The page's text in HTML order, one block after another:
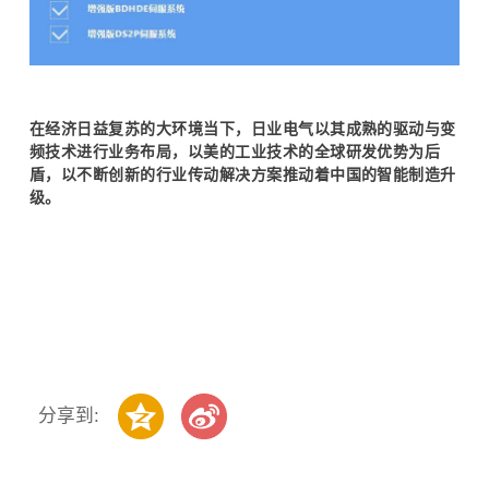
在经济日益复苏的大环境当下，日业电气以其成熟的驱动与变
频技术进行业务布局，以美的工业技术的全球研发优势为后
盾，以不断创新的行业传动解决方案推动着中国的智能制造升
级。
分享到: